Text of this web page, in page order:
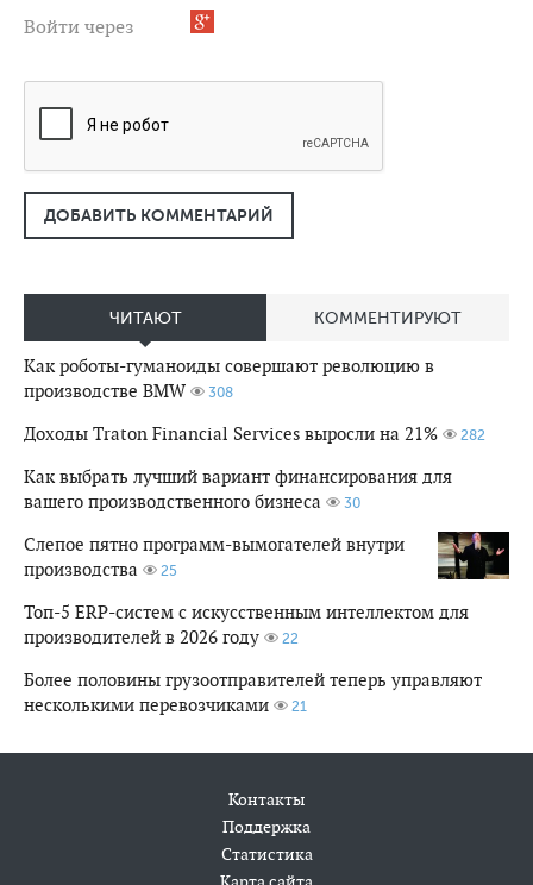
Войти через
ДОБАВИТЬ КОММЕНТАРИЙ
ЧИТАЮТ КОММЕНТИРУЮТ
Как роботы-гуманоиды совершают революцию в
производстве BMW
308
Доходы Traton Financial Services выросли на 21% 282
Как выбрать лучший вариант финансирования для
вашего производственного бизнеса
30
Слепое пятно программ-вымогателей внутри
производства
25
Топ-5 ERP-систем с искусственным интеллектом для
производителей в 2026 году
22
Более половины грузоотправителей теперь управляют
несколькими перевозчиками
21
Контакты
Поддержка
Статистика